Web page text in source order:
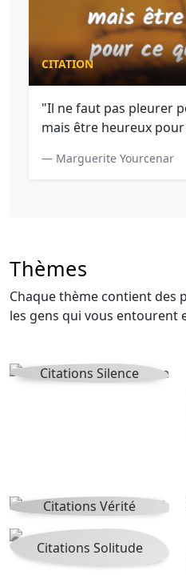
CITATION
"Il ne faut pas pleurer
mais être heureux pour
— Marguerite Yourcenar
Thèmes
Chaque thème contient des
les gens qui vous entourent
Citations Silence
Citations Vérité
Citations Solitude